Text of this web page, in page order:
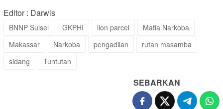
Editor : Darwis
BNNP Sulsel GKPHI lion parcel
Mafia Narkoba
Makassar
Narkoba pengadilan
rutan masamba
sidang
Tuntutan
SEBARKAN